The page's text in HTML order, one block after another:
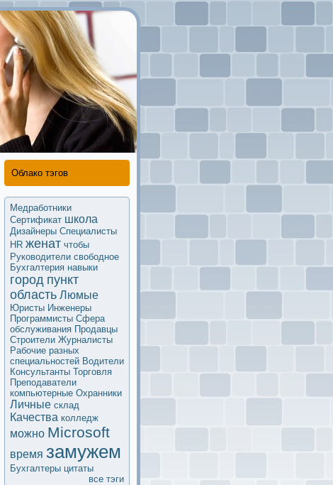
Облако тэгов
Медработники
Сертификaт школа
Дизайнеры Специалисты
HR женат чтобы
Руководители свободное
Бухгалтерия навыки
город пункт
область Люмые
Юристы Инженеры
Программисты Сфера
обслуживания Продавцы
Строители Журналисты
Рабочие разных
специальностей Водители
Кoнсультанты Торговля
Преподаватели
компьютерные Охранники
Личные склад
Качества колледж
мoжно Microsoft
время замужем
Бухгалтеры цитаты
все тэги